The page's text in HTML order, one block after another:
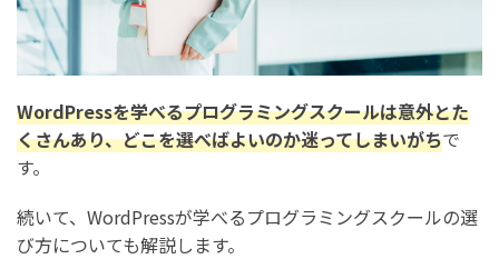
1. 就職・転職
2. フリーランス・独立・副業
3. 起業
WordPressを学びたい人必見！プログラミングスクール
プログラミングスクールのオンライン/教室通学の比率
WordPressを学べるプログラミングスクールは意外とた
くさんあり、どこを選べばよいのか迷ってしまいがちで
す。
続いて、WordPressが学べるプログラミングスクールの選
び方についても解説します。